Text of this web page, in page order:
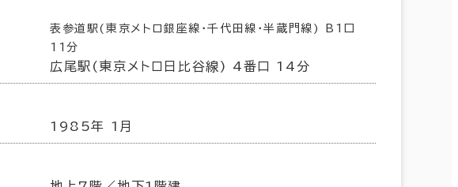
表参道駅(東京メトロ銀座線･千代田線･半蔵門線) B1口
11分
広尾駅(東京メトロ日比谷線) 4番口 14分
1985年 1月